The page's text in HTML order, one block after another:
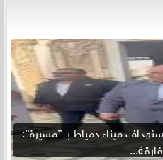
ميناء دمياط بـ ”مسيرة”: